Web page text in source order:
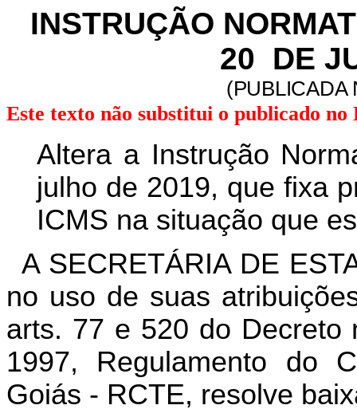
INSTRUÇÃO
20 DE
(PUBLICADA
Este texto não substitui o publicado no
Altera a Instrução
julho de 2019, que fixa
ICMS na situação que
A SECRETÁRIA DE
no uso de suas
arts. 77 e 520 do Decreto
1997, Regulamento do
Goiás - RCTE, resolve